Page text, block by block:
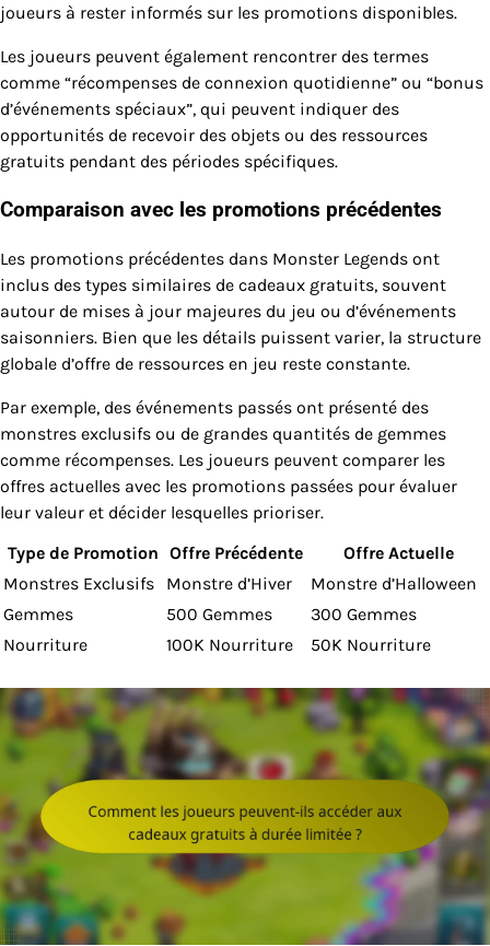
joueurs à rester informés sur les promotions disponibles.
Les joueurs peuvent également rencontrer des termes
comme “récompenses de connexion quotidienne” ou “bonus
d’événements spéciaux”, qui peuvent indiquer des
opportunités de recevoir des objets ou des ressources
gratuits pendant des périodes spécifiques.
Comparaison avec les promotions précédentes
Les promotions précédentes dans Monster Legends ont
inclus des types similaires de cadeaux gratuits, souvent
autour de mises à jour majeures du jeu ou d’événements
saisonniers. Bien que les détails puissent varier, la structure
globale d’offre de ressources en jeu reste constante.
Par exemple, des événements passés ont présenté des
monstres exclusifs ou de grandes quantités de gemmes
comme récompenses. Les joueurs peuvent comparer les
offres actuelles avec les promotions passées pour évaluer
leur valeur et décider lesquelles prioriser.
Type de Promotion Offre Précédente
Offre Actuelle
Monstres Exclusifs
Monstre d’Hiver
Monstre d’Halloween
Gemmes
500 Gemmes
300 Gemmes
Nourriture
100K Nourriture 50K Nourriture